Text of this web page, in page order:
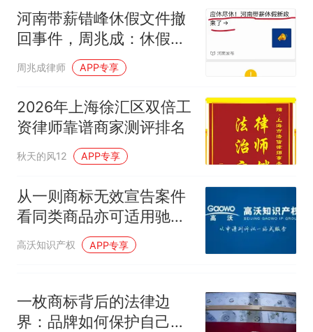
试前13名均遭淘汰？教育局：
已叫停招聘，成立调查组全面
核查
笔试第一被第二名传话劝弃考
官方通报
热 那个在床头放菜刀的女孩，
人生
河南带薪错峰休假文件撤
回事件，周兆成：休假权
有法律边界！
周兆成律师 APP专享
2026年上海徐汇区双倍工
资律师靠谱商家测评排名
秋天的风12 APP专享
从一则商标无效宣告案件
看同类商品亦可适用驰名
商标跨类保护条款
高沃知识产权 APP专享
一枚商标背后的法律边
界：品牌如何保护自己的